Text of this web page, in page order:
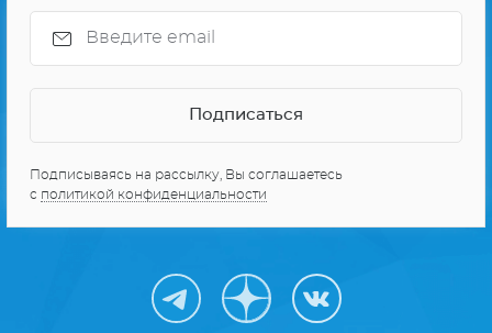
Подписываясь на рассылку, Вы соглашаетесь
с политикой конфиденциальности